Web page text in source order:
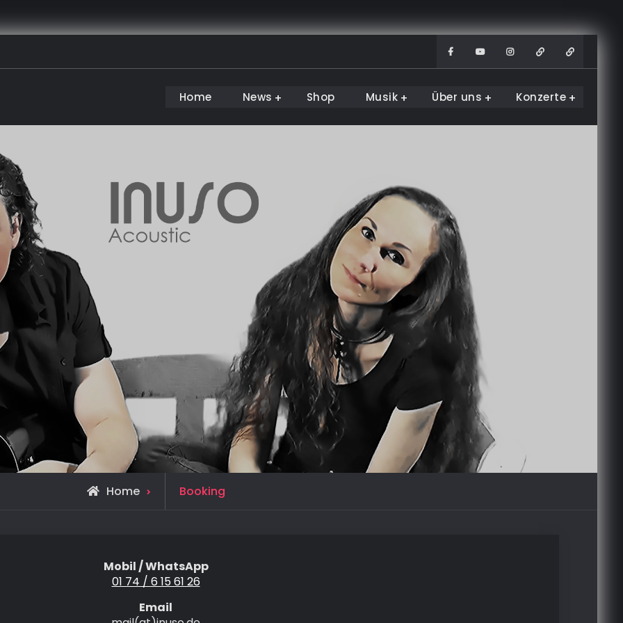
Facebook
YoutubeInstagram
WhatsApp
TikTok
Home News Shop Musik Über uns Konzerte
Home Booking
Mobil / WhatsApp
01 74 / 6 15 61 26
Email